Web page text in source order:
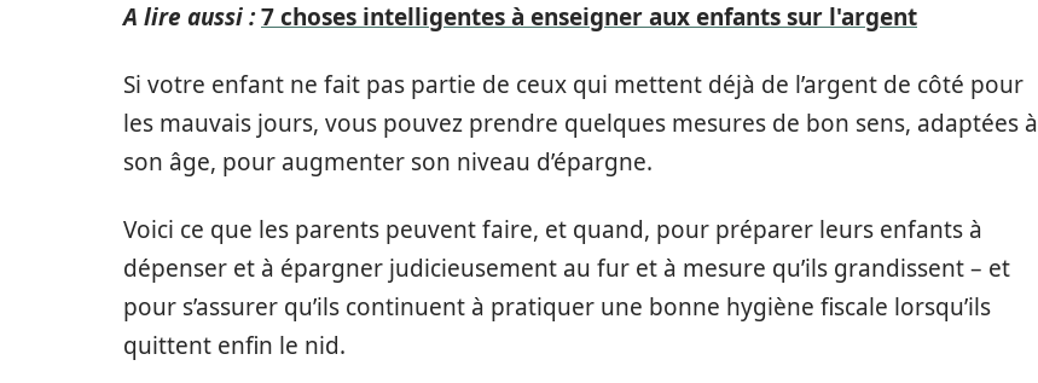
A lire aussi :7 choses intelligentes à enseigner aux enfants sur l'argent
Si votre enfant ne fait pas partie de ceux qui mettent déjà de l’argent de côté pour
les mauvais jours, vous pouvez prendre quelques mesures de bon sens, adaptées à
son âge, pour augmenter son niveau d’épargne.
Voici ce que les parents peuvent faire, et quand, pour préparer leurs enfants à
dépenser et à épargner judicieusement au fur et à mesure qu’ils grandissent – et
pour s’assurer qu’ils continuent à pratiquer une bonne hygiène fiscale lorsqu’ils
quittent enfin le nid.